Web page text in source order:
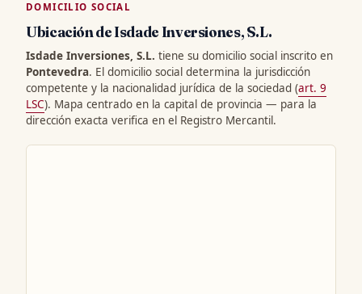
DOMICILIO SOCIAL
Ubicación de Isdade Inversiones, S.L.
Isdade Inversiones, S.L. tiene su domicilio social inscrito en
Pontevedra. El domicilio social determina la jurisdicción
competente y la nacionalidad jurídica de la sociedad (art. 9
LSC). Mapa centrado en la capital de provincia — para la
dirección exacta verifica en el Registro Mercantil.